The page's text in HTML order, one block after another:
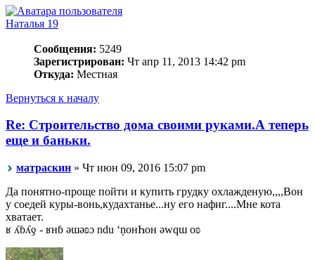
Наталья 19
Сообщения: 5249
Зарегистрирован: Чт апр 11, 2013 14:42 pm
Откуда: Местная
Вернуться к началу
Re: Строительство дома своими руками.А теперь
еще и баньки.
матраскин » Чт июн 09, 2016 15:07 pm
Да понятно-проще пойти и купить грудку охлажденую,,,,Вон
у соедей куры-вонь,кудахтанье...ну его нафиг....Мне кота
хватает.
ʁ ʎɓʎƍ - ʁнɓ ǝɯǝʚɔ ndu ‘ņонҺон ǝwqɯ оʚ